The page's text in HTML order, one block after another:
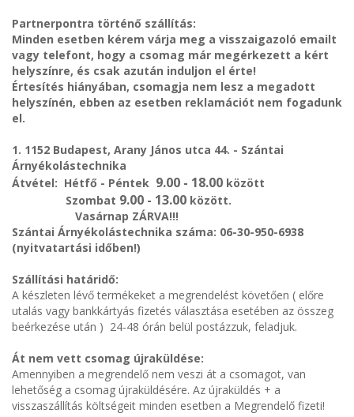
Partnerpontra történő szállítás:
Minden esetben kérem várja meg a visszaigazoló emailt
vagy telefont, hogy a csomag már megérkezett a kért
helyszínre, és csak azután induljon el érte!
Értesítés hiányában, csomagja nem lesz a megadott
helyszínén, ebben az esetben reklamációt nem fogadunk
el.
1. 1152 Budapest, Arany János utca 44. - Szántai
Árnyékolástechnika
Átvétel: Hétfő - Péntek 9.00 - 18.00 között
Szombat 9.00 - 13.00 között.
Vasárnap ZÁRVA!!!
Szántai Árnyékolástechnika száma: 06-30-950-6938
(nyitvatartási időben!)
Szállítási határidő:
A készleten lévő termékeket a megrendelést követően ( előre
utalás vagy bankkártyás fizetés választása esetében az összeg
beérkezése után ) 24-48 órán belül postázzuk, feladjuk.
Át nem vett csomag újraküldése:
Amennyiben a megrendelő nem veszi át a csomagot, van
lehetőség a csomag újraküldésére. Az újraküldés + a
visszaszállítás költségeit minden esetben a Megrendelő fizeti!